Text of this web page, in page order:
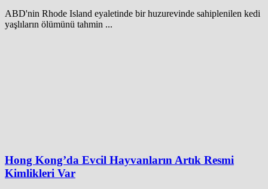
ABD'nin Rhode Island eyaletinde bir huzurevinde sahiplenilen kedi
yaşlıların ölümünü tahmin ...
Hong Kong’da Evcil Hayvanların Artık Resmi
Kimlikleri Var